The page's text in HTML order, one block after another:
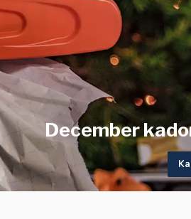
December